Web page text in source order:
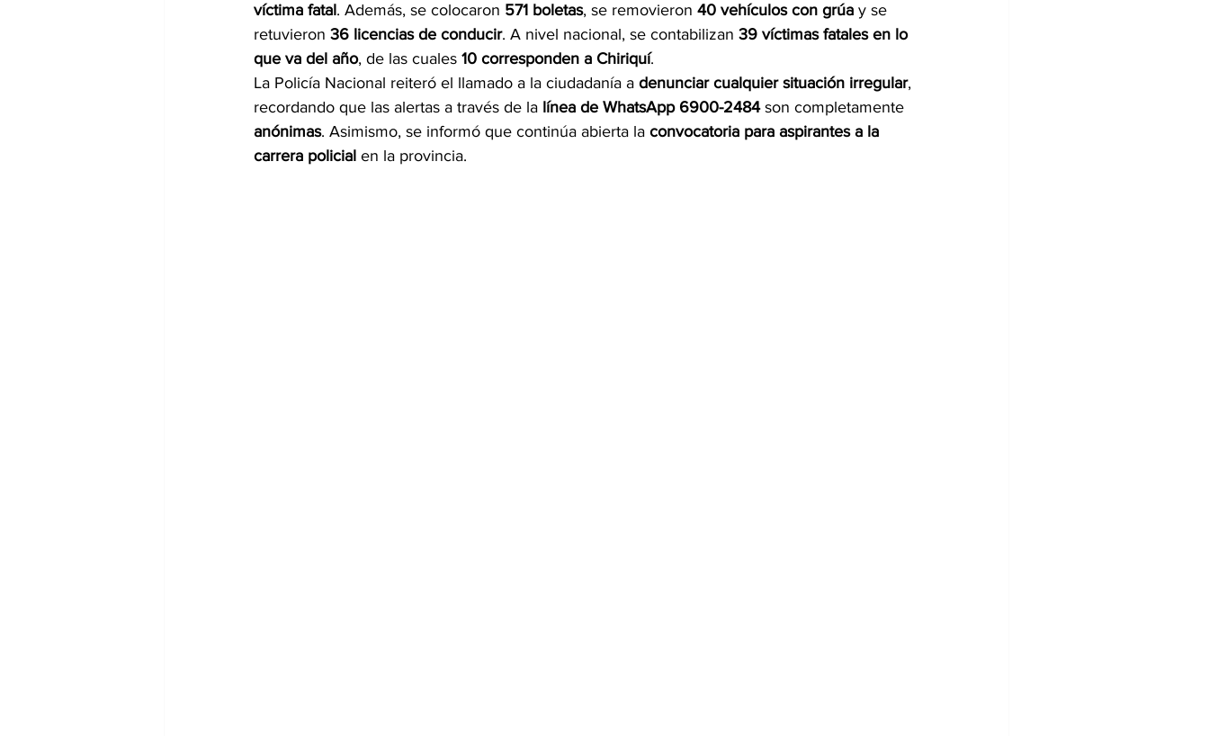
víctima fatal. Además, se colocaron 571 boletas, se removieron 40 vehículos con grúa y se
retuvieron 36 licencias de conducir. A nivel nacional, se contabilizan 39 víctimas fatales en lo
que va del año, de las cuales 10 corresponden a Chiriquí.
La Policía Nacional reiteró el llamado a la ciudadanía a denunciar cualquier situación irregular,
recordando que las alertas a través de la línea de WhatsApp 6900-2484 son completamente
anónimas. Asimismo, se informó que continúa abierta la convocatoria para aspirantes a la
carrera policial en la provincia.